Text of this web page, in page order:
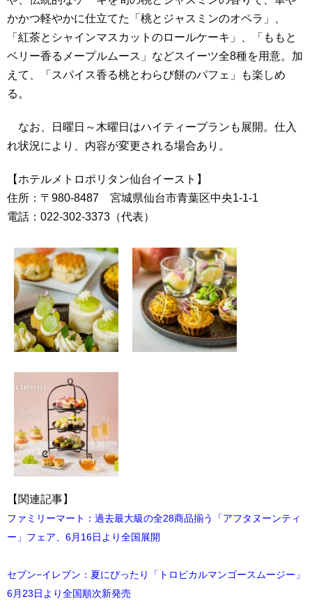
かかつ軽やかに仕立てた「桃とジャスミンのオペラ」、
「紅茶とシャインマスカットのロールケーキ」、「ももと
ベリー香るメープルムース」などスイーツ全8種を用意。加
えて、「スパイス香る桃とわらび餅のパフェ」も楽しめ
る。
なお、日曜日～木曜日はハイティープランも展開。仕入
れ状況により、内容が変更される場合あり。
【ホテルメトロポリタン仙台イースト】
住所：〒980-8487 宮城県仙台市青葉区中央1-1-1
電話：022-302-3373（代表）
【関連記事】
ファミリーマート：過去最大級の全28商品揃う「アフタヌーンティ
ー」フェア、6月16日より全国展開
セブン−イレブン：夏にぴったり「トロピカルマンゴースムージー」
6月23日より全国順次新発売